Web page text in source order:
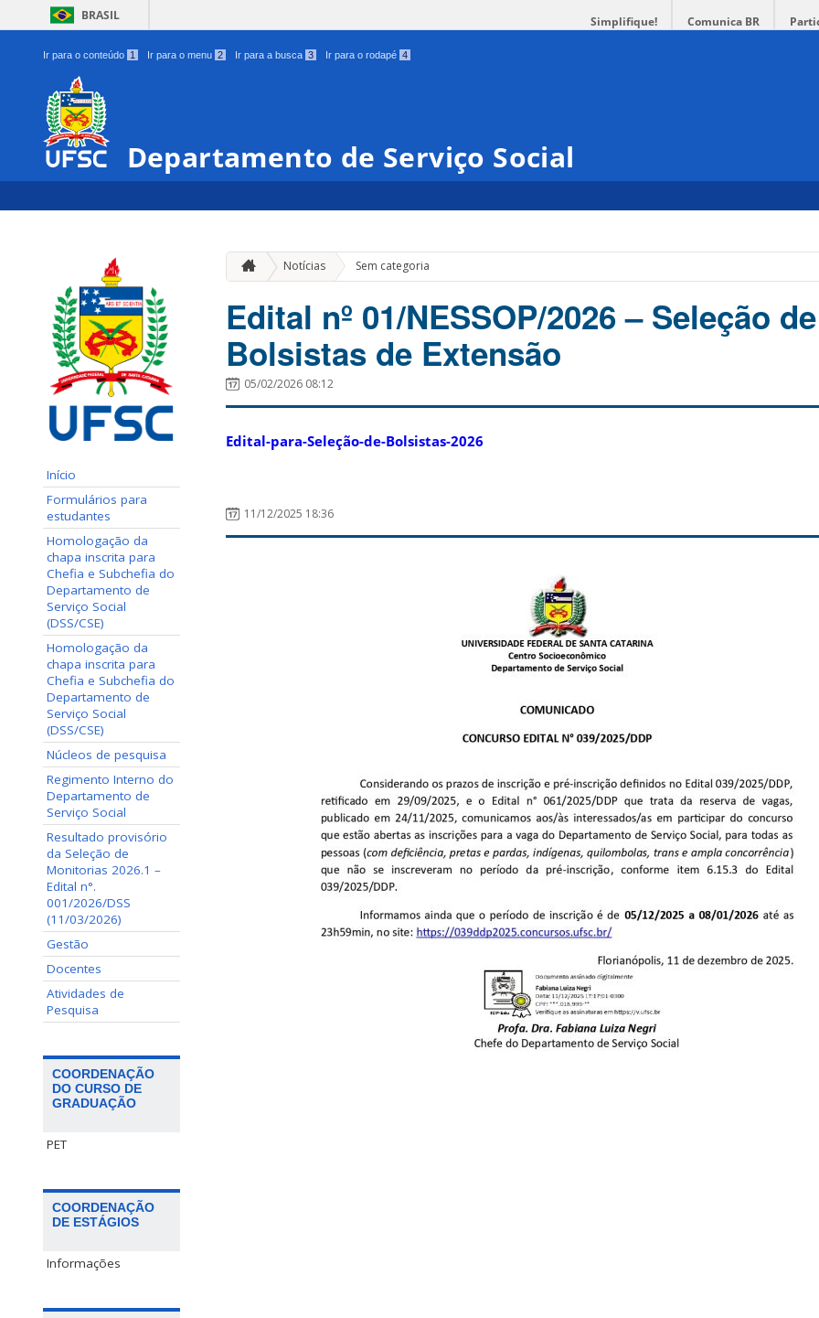
BRASIL Simplifique! Comunica BR
Ir para o conteúdo 1 Ir para o menu 2 Ir para a busca 3 Ir para o rodapé 4
Departamento de Serviço Social
Início
Formulários para
estudantes
Homologação da
chapa inscrita para
Chefia e Subchefia do
Departamento de
Serviço Social
(DSS/CSE)
Homologação da
chapa inscrita para
Chefia e Subchefia do
Departamento de
Serviço Social
(DSS/CSE)
Núcleos de pesquisa
Regimento Interno do
Departamento de
Serviço Social
Resultado provisório
da Seleção de
Monitorias 2026.1 –
Edital n°.
001/2026/DSS
(11/03/2026)
Gestão
Docentes
Atividades de
Pesquisa
COORDENAÇÃO
DO CURSO DE
GRADUAÇÃO
PET
COORDENAÇÃO
DE ESTÁGIOS
Informações
Notícias Sem categoria
Edital nº 01/NESSOP/2026 – Seleção de
Bolsistas de Extensão
05/02/2026 08:12
Edital-para-Seleção-de-Bolsistas-2026
11/12/2025 18:36